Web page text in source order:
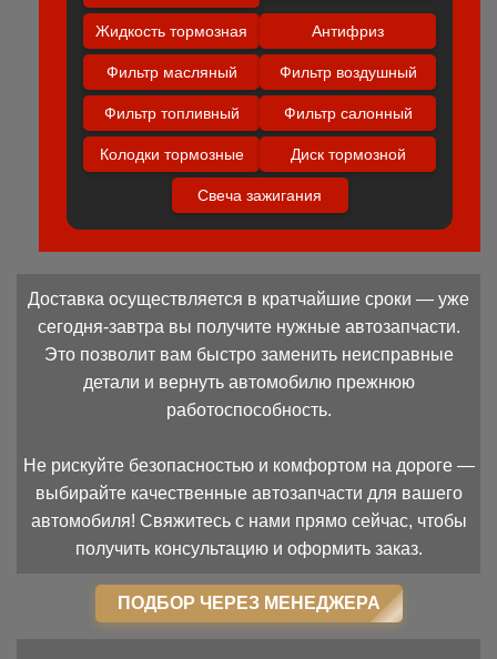
Жидкость тормозная Антифриз
Фильтр масляный Фильтр воздушный
Фильтр топливный Фильтр салонный
Колодки тормозные Диск тормозной
Свеча зажигания
Доставка осуществляется в кратчайшие сроки — уже
сегодня-завтра вы получите нужные автозапчасти.
Это позволит вам быстро заменить неисправные
детали и вернуть автомобилю прежнюю
работоспособность.
Не рискуйте безопасностью и комфортом на дороге —
выбирайте качественные автозапчасти для вашего
автомобиля! Свяжитесь с нами прямо сейчас, чтобы
получить консультацию и оформить заказ.
ПОДБОР ЧЕРЕЗ МЕНЕДЖЕРА